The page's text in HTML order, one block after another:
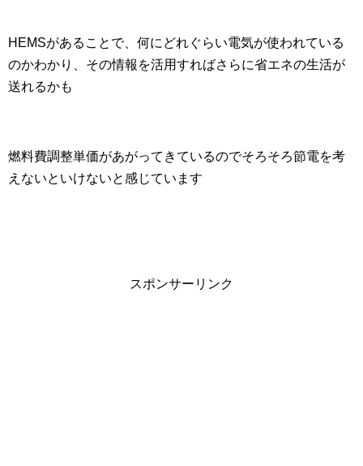
HEMSがあることで、何にどれぐらい電気が使われている
のかわかり、その情報を活用すればさらに省エネの生活が
送れるかも
燃料費調整単価があがってきているのでそろそろ節電を考
えないといけないと感じています
スポンサーリンク